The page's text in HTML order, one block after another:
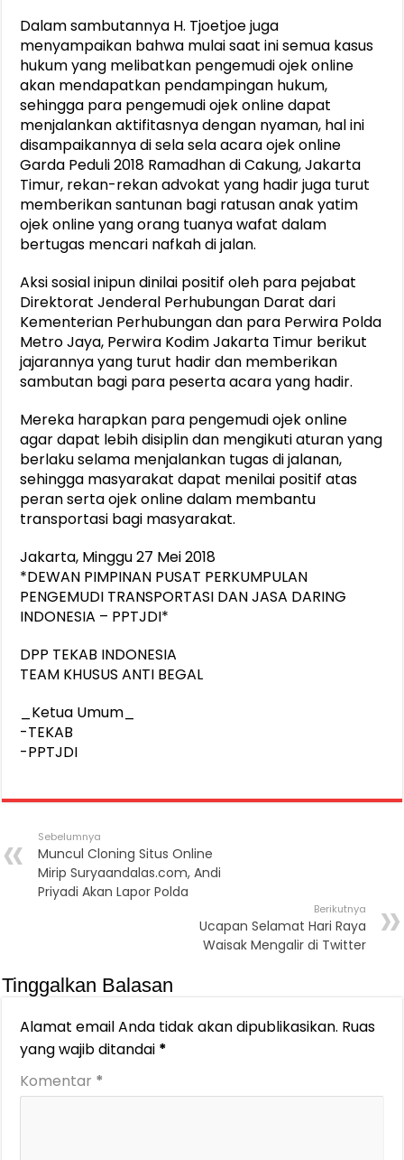
Dalam sambutannya H. Tjoetjoe juga
menyampaikan bahwa mulai saat ini semua kasus
hukum yang melibatkan pengemudi ojek online
akan mendapatkan pendampingan hukum,
sehingga para pengemudi ojek online dapat
menjalankan aktifitasnya dengan nyaman, hal ini
disampaikannya di sela sela acara ojek online
Garda Peduli 2018 Ramadhan di Cakung, Jakarta
Timur, rekan-rekan advokat yang hadir juga turut
memberikan santunan bagi ratusan anak yatim
ojek online yang orang tuanya wafat dalam
bertugas mencari nafkah di jalan.
Aksi sosial inipun dinilai positif oleh para pejabat
Direktorat Jenderal Perhubungan Darat dari
Kementerian Perhubungan dan para Perwira Polda
Metro Jaya, Perwira Kodim Jakarta Timur berikut
jajarannya yang turut hadir dan memberikan
sambutan bagi para peserta acara yang hadir.
Mereka harapkan para pengemudi ojek online
agar dapat lebih disiplin dan mengikuti aturan yang
berlaku selama menjalankan tugas di jalanan,
sehingga masyarakat dapat menilai positif atas
peran serta ojek online dalam membantu
transportasi bagi masyarakat.
Jakarta, Minggu 27 Mei 2018
*DEWAN PIMPINAN PUSAT PERKUMPULAN
PENGEMUDI TRANSPORTASI DAN JASA DARING
INDONESIA – PPTJDI*
DPP TEKAB INDONESIA
TEAM KHUSUS ANTI BEGAL
_Ketua Umum_
-TEKAB
-PPTJDI
Sebelumnya
Muncul Cloning Situs Online
Mirip Suryaandalas.com, Andi
Priyadi Akan Lapor Polda
Berikutnya
Ucapan Selamat Hari Raya
Waisak Mengalir di Twitter
Tinggalkan Balasan
Alamat email Anda tidak akan dipublikasikan. Ruas
yang wajib ditandai *
Komentar *